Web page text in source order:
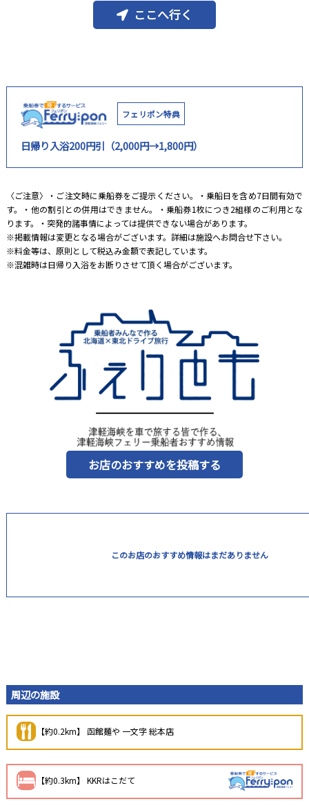
ここへ行く
フェリポン特典
日帰り入浴200円引（2,000円→1,800円）
〈ご注意〉・ご注文時に乗船券をご提示ください。・乗船日を含め7日間有効で
す。・他の割引との併用はできません。・乗船券1枚につき2組様のご利用とな
ります。・突発的諸事情によっては提供できない場合があります。
※掲載情報は変更となる場合がございます。詳細は施設へお問合せ下さい。
※料金等は、原則として税込み金額で表記しています。
※混雑時は日帰り入浴をお断りさせて頂く場合がございます。
お店のおすすめを投稿する
このお店のおすすめ情報はまだありません
周辺の施設
【約0.2km】 函館麺や 一文字 総本店
【約0.3km】 KKRはこだて